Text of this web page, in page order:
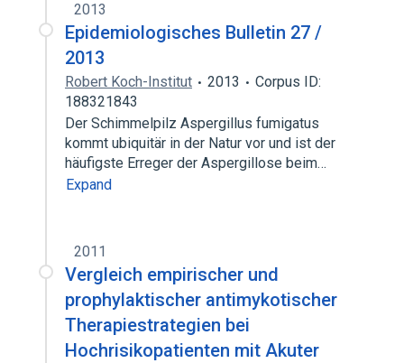
2013
Epidemiologisches Bulletin 27 /
2013
Robert Koch-Institut 2013
Corpus ID:
188321843
Der Schimmelpilz Aspergillus fumigatus
kommt ubiquitär in der Natur vor und ist der
häufigste Erreger der Aspergillose beim…
Expand
2011
Vergleich empirischer und
prophylaktischer antimykotischer
Therapiestrategien bei
Hochrisikopatienten mit Akuter